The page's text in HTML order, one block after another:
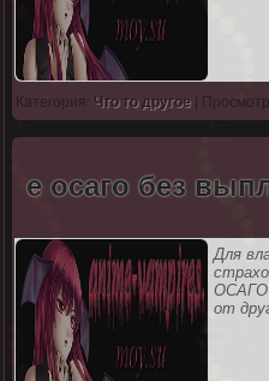
Категория: Что то другое |
е осаго без
Для
ОСАГО
от